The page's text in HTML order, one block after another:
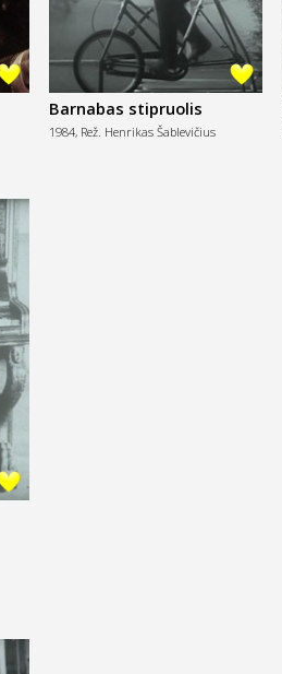
Barnabas stipruolis
1984, Rež. Henrikas Šablevičius